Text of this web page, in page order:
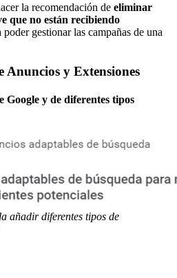
la recomendación de eliminar
que no están recibiendo
poder gestionar las campañas de una
Anuncios y Extensiones
Google y de diferentes tipos
añadir diferentes tipos de